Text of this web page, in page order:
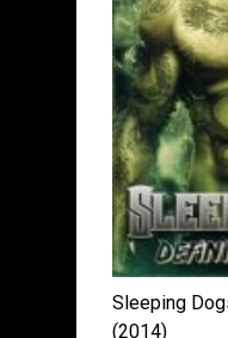
Sleeping
(2014)